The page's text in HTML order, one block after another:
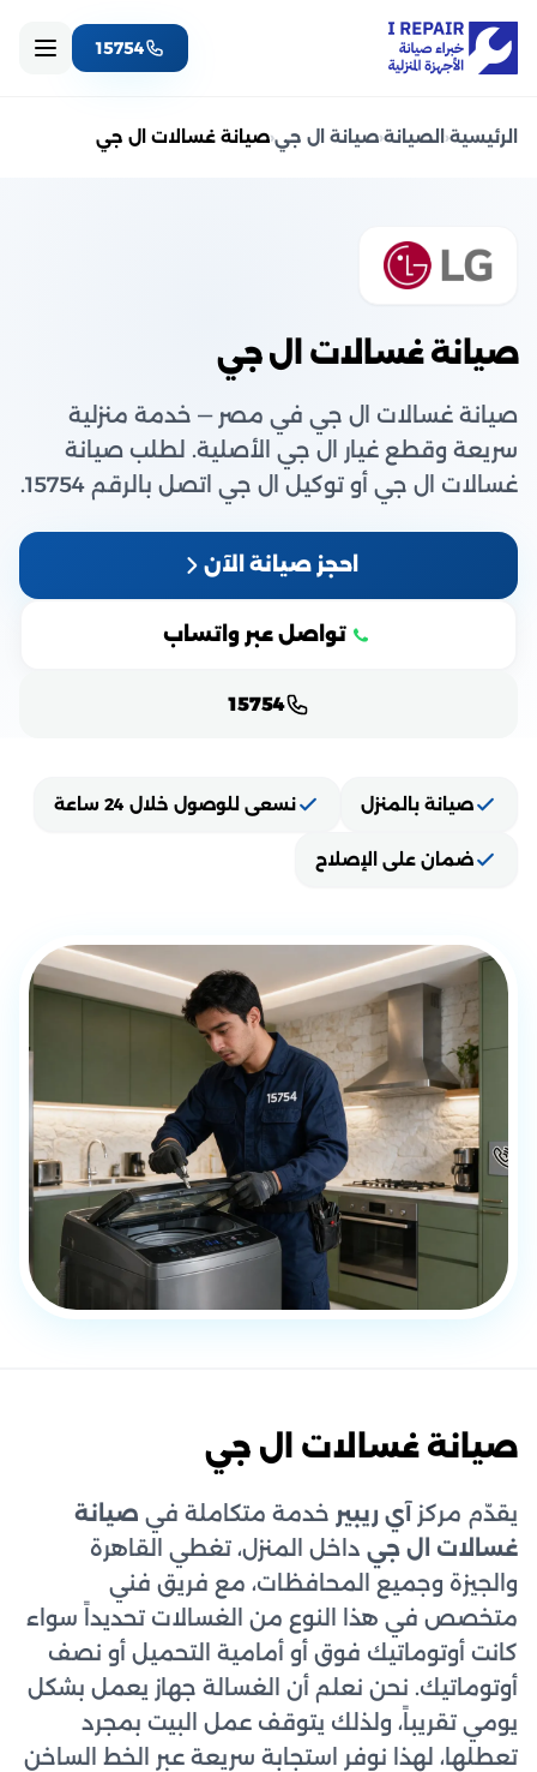
15754
الرئيسية‹ الصيانة‹صيانة ال جي‹صيانة غسالات ال جي
صيانة غسالات ال جي
صيانة غسالات ال جي في مصر — خدمة منزلية
سريعة وقطع غيار ال جي الأصلية. لطلب صيانة
غسالات ال جي أو توكيل ال جي اتصل بالرقم 15754.
احجز صيانة الآن
تواصل عبر واتساب
15754
صيانة بالمنزل نسعى للوصول خلال 24 ساعة
ضمان على الإصلاح
صيانة غسالات ال جي
يقدّم مركز آي ريبير خدمة متكاملة في صيانة
غسالات ال جي داخل المنزل، تغطي القاهرة
والجيزة وجميع المحافظات، مع فريق فني
متخصص في هذا النوع من الغسالات تحديداً سواء
كانت أوتوماتيك فوق أو أمامية التحميل أو نصف
أوتوماتيك. نحن نعلم أن الغسالة جهاز يعمل بشكل
يومي تقريباً، ولذلك يتوقف عمل البيت بمجرد
تعطلها، لهذا نوفر استجابة سريعة عبر الخط الساخن